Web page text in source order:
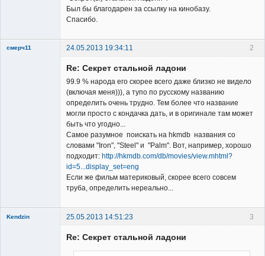
Был бы благодарен за ссылку на кинобазу.
Спасибо.
2
смерч11
24.05.2013 19:34:11
Re: Секрет стальной ладони
99.9 % народа его скорее всего даже близко не видело
(включая меня))), а тупо по русскому названию
определить очень трудно. Тем более что название
могли просто с кондачка дать, и в оригинале там может
быть что угодно...
Самое разумное поискать на hkmdb названия со
словами "Iron", "Steel" и "Palm". Вот, например, хорошо
подходит: http://hkmdb.com/db/movies/view.mhtml?
id=5...display_set=eng
Если же фильм материковый, скорее всего совсем
труба, определить нереально...
3
Kendzin
25.05.2013 14:51:23
Re: Секрет стальной ладони